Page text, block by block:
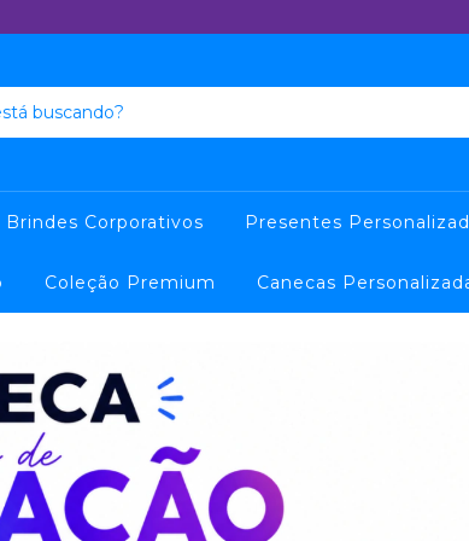
Brindes Corporativos Presentes
Coleção Premium Canecas